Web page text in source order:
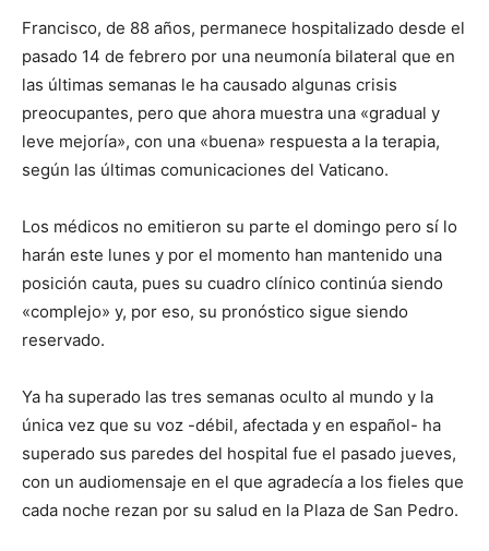
Francisco, de 88 años, permanece hospitalizado desde el
pasado 14 de febrero por una neumonía bilateral que en
las últimas semanas le ha causado algunas crisis
preocupantes, pero que ahora muestra una «gradual y
leve mejoría», con una «buena» respuesta a la terapia,
según las últimas comunicaciones del Vaticano.
Los médicos no emitieron su parte el domingo pero sí lo
harán este lunes y por el momento han mantenido una
posición cauta, pues su cuadro clínico continúa siendo
«complejo» y, por eso, su pronóstico sigue siendo
reservado.
Ya ha superado las tres semanas oculto al mundo y la
única vez que su voz -débil, afectada y en español- ha
superado sus paredes del hospital fue el pasado jueves,
con un audiomensaje en el que agradecía a los fieles que
cada noche rezan por su salud en la Plaza de San Pedro.